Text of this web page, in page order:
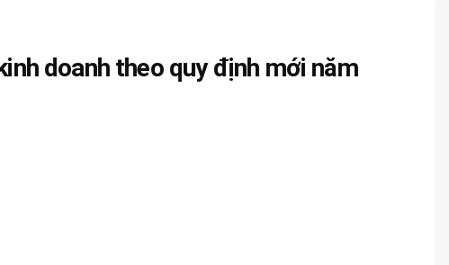
doanh theo quy định mới năm